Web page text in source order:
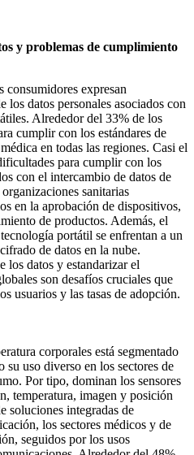
y problemas de cumplimiento
expresan
los datos personales asociados con
Alrededor del 33% de los
cumplir con los estándares de
en todas las regiones. Casi el
para cumplir con los
con el intercambio de datos de
sanitarias
en la aprobación de dispositivos,
de productos. Además, el
portátil se enfrentan a un
de datos en la nube.
los datos y estandarizar el
son desafíos cruciales que
usuarios y las tasas de adopción.
corporales está segmentado
uso diverso en los sectores de
Por tipo, dominan los sensores
temperatura, imagen y posición
soluciones integradas de
los sectores médicos y de
seguidos por los usos